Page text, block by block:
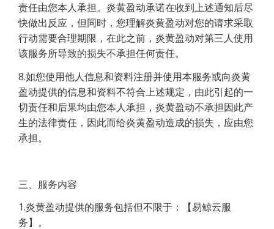
责任由您本人承担。炎黄盈动承诺在收到上述通知后尽
快做出反应，但同时，您理解炎黄盈动对您的请求采取
行动需要合理期限，在此之前，炎黄盈动对第三人使用
该服务所导致的损失不承担任何责任。
8.如您使用他人信息和资料注册并使用本服务或向炎黄
盈动提供的信息和资料不符合上述规定，由此引起的一
切责任和后果均由您本人承担，炎黄盈动不承担因此产
生的法律责任，因此而给炎黄盈动造成的损失，应由您
承担。
三、服务内容
1.炎黄盈动提供的服务包括但不限于：【易鲸云服
务】。